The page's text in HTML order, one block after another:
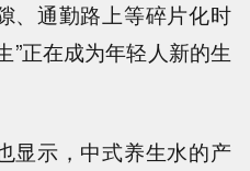
、通勤路上等碎片化时
”正在成为年轻人新的生
显示，中式养生水的产